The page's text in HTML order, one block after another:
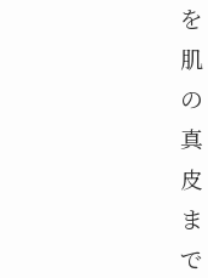
を
肌
の
真
皮
ま
で